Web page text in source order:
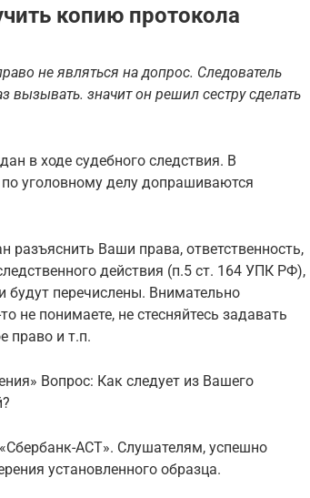
копию протокола
не являться на допрос. Следователь
вызывать. значит он решил сестру сделать
в ходе судебного следствия. В
уголовному делу допрашиваются
разъяснить Ваши права, ответственность,
действия (п.5 ст. 164 УПК РФ),
будут перечислены. Внимательно
не понимаете, не стесняйтесь задавать
право и т.п.
Вопрос: Как следует из Вашего
АСТ». Слушателям, успешно
установленного образца.